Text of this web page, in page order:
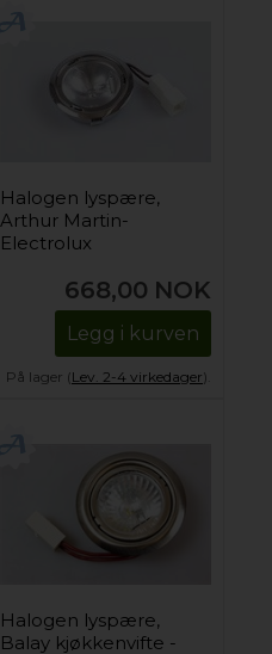
Halogen lyspære,
Arthur Martin-
Electrolux
(komplett)668,00 NOK
Legg i kurven
På lager (Lev. 2-4 virkedager).
Halogen lyspære,
Balay kjøkkenvifte -